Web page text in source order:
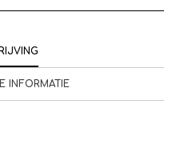
INFORMATIE